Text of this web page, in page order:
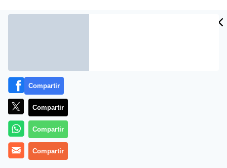
Más información
Compartir
Compartir
Compartir
Compartir